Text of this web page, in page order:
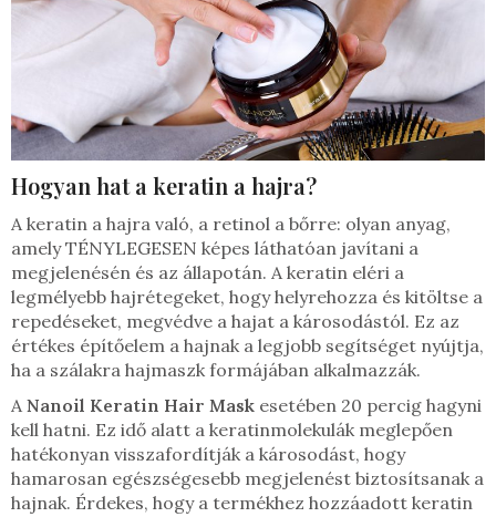
Hogyan hat a keratin a hajra?
A keratin a hajra való, a retinol a bőrre: olyan anyag,
amely TÉNYLEGESEN képes láthatóan javítani a
megjelenésén és az állapotán. A keratin eléri a
legmélyebb hajrétegeket, hogy helyrehozza és kitöltse a
repedéseket, megvédve a hajat a károsodástól. Ez az
értékes építőelem a hajnak a legjobb segítséget nyújtja,
ha a szálakra hajmaszk formájában alkalmazzák.
A Nanoil Keratin Hair Mask esetében 20 percig hagyni
kell hatni. Ez idő alatt a keratinmolekulák meglepően
hatékonyan visszafordítják a károsodást, hogy
hamarosan egészségesebb megjelenést biztosítsanak a
hajnak. Érdekes, hogy a termékhez hozzáadott keratin